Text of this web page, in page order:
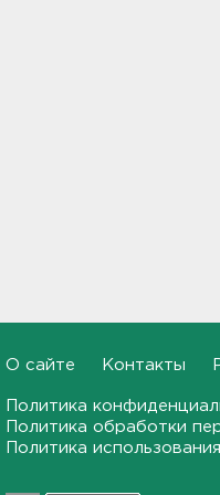
пожара в
О сайте Контакты
Политика
Политика обработки
Политика